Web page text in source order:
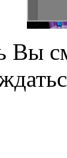
Вы